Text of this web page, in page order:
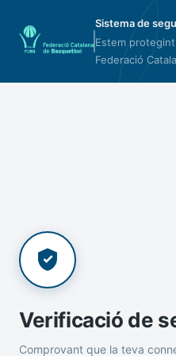
Sistema de
Estem
Federació
Verificació de
Comprovant que la teva